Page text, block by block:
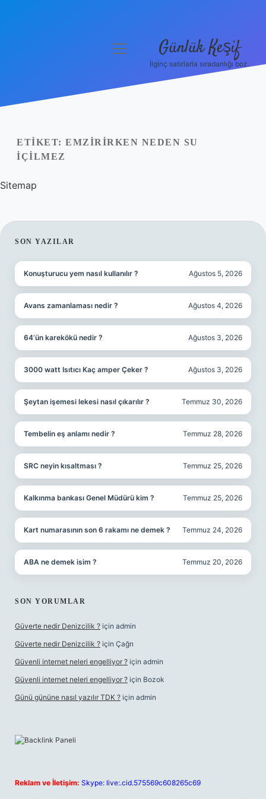
Yasal Uyarı
menüyü
Günlük Keşif
İlginç satırlarla sıradanlığı boz.
ETIKET: EMZIRIRKEN NEDEN SU
IÇILMEZ
Sitemap
SIDEBAR
SON YAZILAR
Konuşturucu yem nasıl kullanılır ? Ağustos 5, 2026
Avans zamanlaması nedir ? Ağustos 4, 2026
64’ün karekökü nedir ? Ağustos 3, 2026
3000 watt Isıtıcı Kaç amper Çeker ? Ağustos 3, 2026
Şeytan işemesi lekesi nasıl çıkarılır ? Temmuz 30, 2026
Tembelin eş anlamı nedir ? Temmuz 28, 2026
SRC neyin kısaltması ? Temmuz 25, 2026
Kalkınma bankası Genel Müdürü kim ? Temmuz 25, 2026
Kart numarasının son 6 rakamı ne demek ? Temmuz 24, 2026
ABA ne demek isim ? Temmuz 20, 2026
SON YORUMLAR
Güverte nedir Denizcilik ? için admin
Güverte nedir Denizcilik ? için Çağrı
Güvenli internet neleri engelliyor ? için admin
Güvenli internet neleri engelliyor ? için Bozok
Günü gününe nasıl yazılır TDK ? için admin
Reklam ve İletişim: Skype: live:.cid.575569c608265c69